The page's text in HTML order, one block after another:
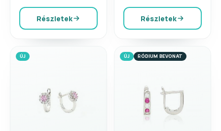
Részletek Részletek
ÚJ ÚJ RÓDIUM BEVONAT